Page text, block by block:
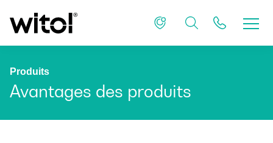
Produits
Avantages des produits